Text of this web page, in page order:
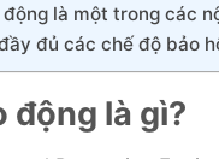
là một trong các
đủ các chế độ bảo
động là gì?